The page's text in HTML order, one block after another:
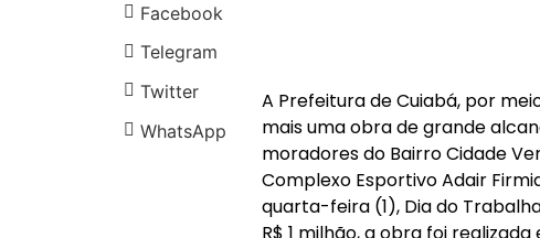
Facebook
Telegram
Twitter
WhatsApp
A Prefeitura de Cuiabá, por
mais uma obra de grande
moradores do Bairro Cidade
Complexo Esportivo Adair
quarta-feira (1), Dia do